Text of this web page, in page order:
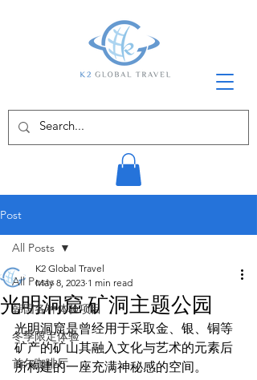
Post
All Posts
韩国各种体验项目
冬季限定体验
首尔咖啡厅
All Posts
光明洞窟 矿洞主题公园
K2 Global Travel
May 8, 2023 1 min read
光明洞窟是曾经用于采取金、银、铜等
矿产的矿山其融入文化与艺术的元素后
所构建的一座充满神秘感的空间。